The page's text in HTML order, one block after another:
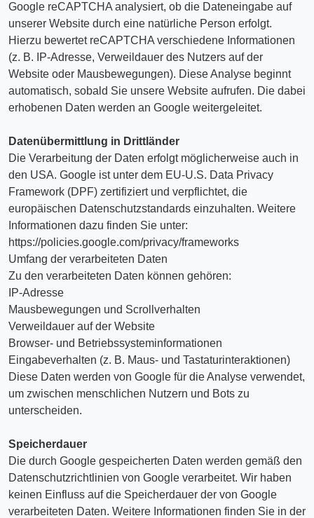
Google reCAPTCHA analysiert, ob die Dateneingabe auf
unserer Website durch eine natürliche Person erfolgt.
Hierzu bewertet reCAPTCHA verschiedene Informationen
(z. B. IP-Adresse, Verweildauer des Nutzers auf der
Website oder Mausbewegungen). Diese Analyse beginnt
automatisch, sobald Sie unsere Website aufrufen. Die dabei
erhobenen Daten werden an Google weitergeleitet.
Datenübermittlung in Drittländer
Die Verarbeitung der Daten erfolgt möglicherweise auch in
den USA. Google ist unter dem EU-U.S. Data Privacy
Framework (DPF) zertifiziert und verpflichtet, die
europäischen Datenschutzstandards einzuhalten. Weitere
Informationen dazu finden Sie unter:
https://policies.google.com/privacy/frameworks
Umfang der verarbeiteten Daten
Zu den verarbeiteten Daten können gehören:
IP-Adresse
Mausbewegungen und Scrollverhalten
Verweildauer auf der Website
Browser- und Betriebssysteminformationen
Eingabeverhalten (z. B. Maus- und Tastaturinteraktionen)
Diese Daten werden von Google für die Analyse verwendet,
um zwischen menschlichen Nutzern und Bots zu
unterscheiden.
Speicherdauer
Die durch Google gespeicherten Daten werden gemäß den
Datenschutzrichtlinien von Google verarbeitet. Wir haben
keinen Einfluss auf die Speicherdauer der von Google
verarbeiteten Daten. Weitere Informationen finden Sie in der